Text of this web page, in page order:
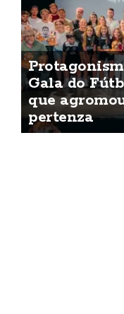
Gala do
que
pertenza